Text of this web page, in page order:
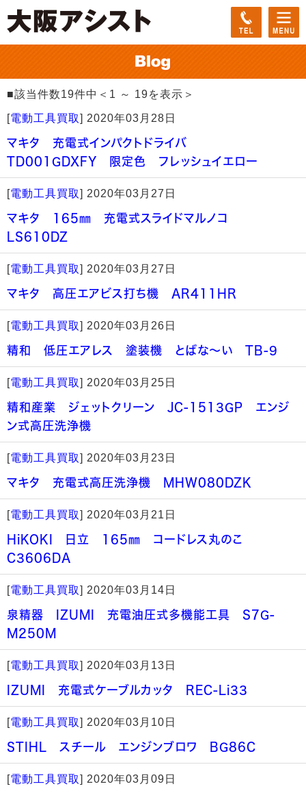
■該当件数19件中＜1 ～ 19を表示＞
[電動工具買取] 2020年03月28日
マキタ 充電式インパクトドライバ
TD001GDXFY 限定色 フレッシュイエロー
[電動工具買取] 2020年03月27日
マキタ 165㎜ 充電式スライドマルノコ
LS610DZ
[電動工具買取] 2020年03月27日
マキタ 高圧エアビス打ち機 AR411HR
[電動工具買取] 2020年03月26日
精和 低圧エアレス 塗装機 とばな～い TB-9
[電動工具買取] 2020年03月25日
精和産業 ジェットクリーン JC-1513GP エンジ
ン式高圧洗浄機
[電動工具買取] 2020年03月23日
マキタ 充電式高圧洗浄機 MHW080DZK
[電動工具買取] 2020年03月21日
HiKOKI 日立 165㎜ コードレス丸のこ
C3606DA
[電動工具買取] 2020年03月14日
泉精器 IZUMI 充電油圧式多機能工具 S7G-
M250M
[電動工具買取] 2020年03月13日
IZUMI 充電式ケーブルカッタ REC-Li33
[電動工具買取] 2020年03月10日
STIHL スチール エンジンブロワ BG86C
[電動工具買取] 2020年03月09日